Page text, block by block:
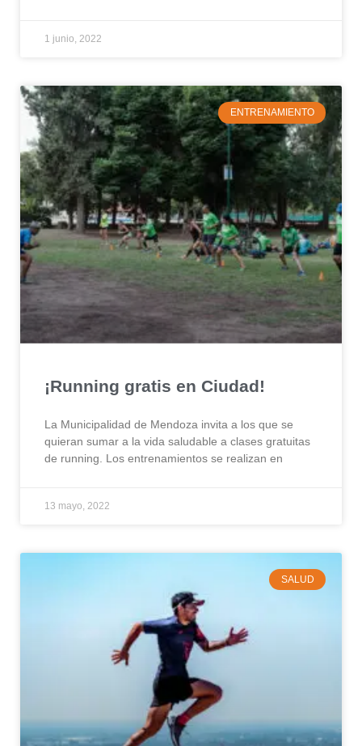
1 junio, 2022
ENTRENAMIENTO
¡Running gratis en Ciudad!
La Municipalidad de Mendoza invita a los que se
quieran sumar a la vida saludable a clases gratuitas
de running. Los entrenamientos se realizan en
13 mayo, 2022
SALUD